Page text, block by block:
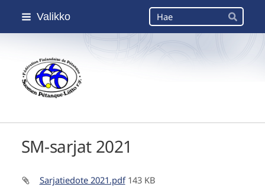
Siirry
Valikko Haku
Hae
Suomen Petanque-Liitto
SM-sarjat 2021
Sarjatiedote 2021.pdf 143 KB